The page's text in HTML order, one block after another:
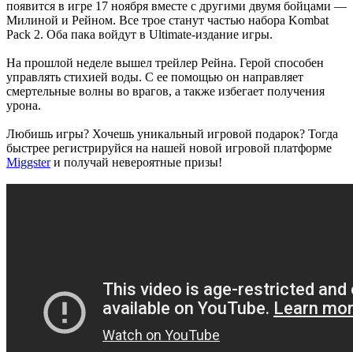
появится в игре 17 ноября вместе с другими двумя бойцами —
Милиной и Рейном. Все трое станут частью набора Kombat
Pack 2. Оба пака войдут в Ultimate-издание игры.
На прошлой неделе вышел трейлер Рейна. Герой способен
управлять стихией воды. С ее помощью он направляет
смертельные волны во врагов, а также избегает получения
урона.
Любишь игры? Хочешь уникальный игровой подарок? Тогда
быстрее регистрируйся на нашей новой игровой платформе
Miggsterи получай невероятные призы!